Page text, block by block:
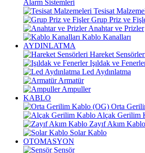
Alarm Sistemleri
Tesisat
Grup Priz ve
Anahtar ve Prizler
Kablo Kanalları
AYDINLATMA
Hareket
Işıldak ve
Led Aydınlatma
Armatür
Ampuller
KABLO
Orta
Alçak Gerilim
Zayıf Akım Kablo
Solar Kablo
OTOMASYON
Sensör